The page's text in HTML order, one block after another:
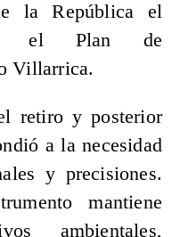
la República el
el Plan de
Villarrica.
retiro y posterior
a la necesidad
y precisiones.
mantiene
ambientales,